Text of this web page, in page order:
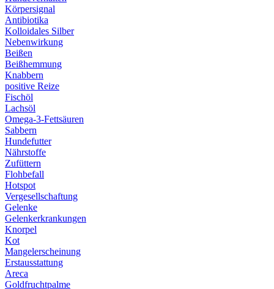
Körpersignal
Antibiotika
Kolloidales Silber
Nebenwirkung
Beißen
Beißhemmung
Knabbern
positive Reize
Fischöl
Lachsöl
Omega-3-Fettsäuren
Sabbern
Hundefutter
Nährstoffe
Zufüttern
Flohbefall
Hotspot
Vergesellschaftung
Gelenke
Gelenkerkrankungen
Knorpel
Kot
Mangelerscheinung
Erstausstattung
Areca
Goldfruchtpalme